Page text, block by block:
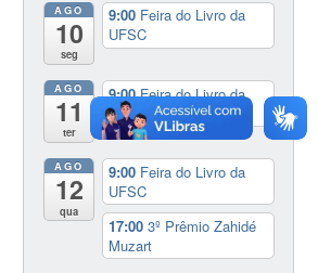
AGO
10
seg
9:00 Feira do Livro da
UFSC
AGO
11
ter
9:00Feira do Livro da
UFSC
AGO
12
qua
9:00 Feira do Livro da
UFSC
17:003º Prêmio Zahidé
Muzart